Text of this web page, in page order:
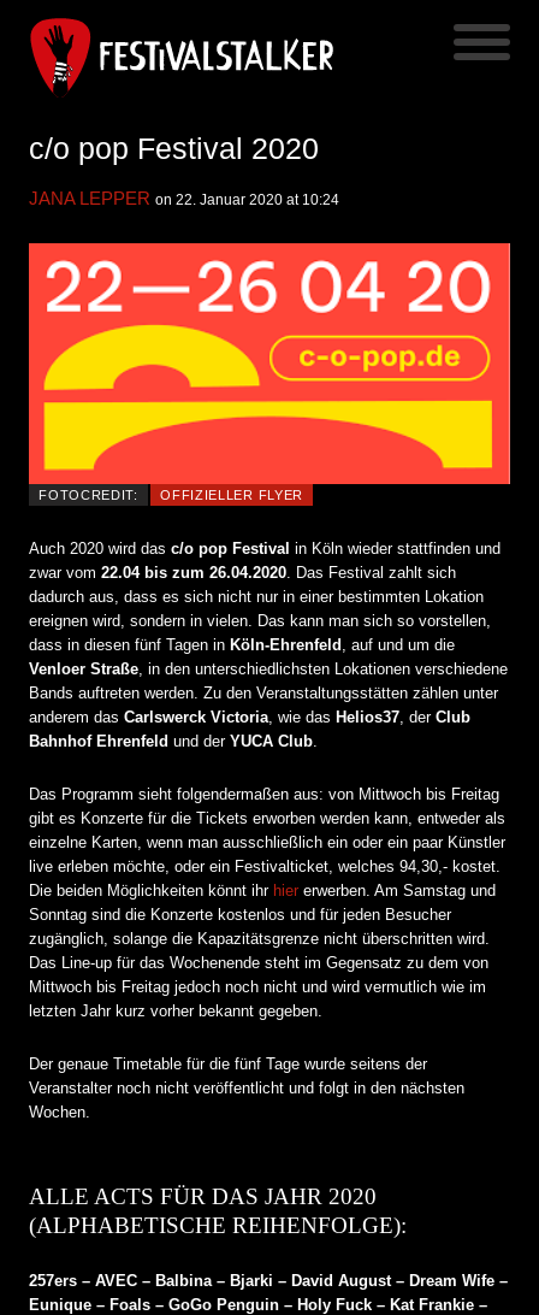
c/o pop Festival 2020
JANA LEPPER on 22. Januar 2020 at 10:24
FOTOCREDIT: OFFIZIELLER FLYER
Auch 2020 wird das c/o pop Festival in Köln wieder stattfinden und
zwar vom 22.04 bis zum 26.04.2020 . Das Festival zahlt sich
dadurch aus, dass es sich nicht nur in einer bestimmten Lokation
ereignen wird, sondern in vielen. Das kann man sich so vorstellen,
dass in diesen fünf Tagen in Köln-Ehrenfeld
, auf und um die
Venloer Straße , in den unterschiedlichsten Lokationen verschiedene
Bands auftreten werden. Zu den Veranstaltungsstätten zählen unter
anderem das Carlswerck Victoria , wie das Helios37 , der Club
Bahnhof Ehrenfeld und der YUCA Club
Das Programm sieht folgendermaßen aus: von Mittwoch bis Freitag
gibt es Konzerte für die Tickets erworben werden kann, entweder als
einzelne Karten, wenn man ausschließlich ein oder ein paar Künstler
live erleben möchte, oder ein Festivalticket, welches 94,30,- kostet.
Die beiden Möglichkeiten könnt ihr hier erwerben. Am Samstag und
Sonntag sind die Konzerte kostenlos und für jeden Besucher
zugänglich, solange die Kapazitätsgrenze nicht überschritten wird.
Das Line-up für das Wochenende steht im Gegensatz zu dem von
Mittwoch bis Freitag jedoch noch nicht und wird vermutlich wie im
letzten Jahr kurz vorher bekannt gegeben.
Der genaue Timetable für die fünf Tage wurde seitens der
Veranstalter noch nicht veröffentlicht und folgt in den nächsten
Wochen.
ALLE ACTS FÜR DAS JAHR 2020
(ALPHABETISCHE REIHENFOLGE):
257ers – AVEC – Balbina – Bjarki – David August – Dream Wife –
Eunique – Foals – GoGo Penguin – Holy Fuck – Kat Frankie –